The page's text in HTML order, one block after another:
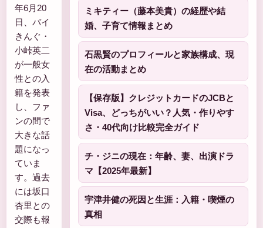
年6月20
日、バイ
きんぐ・
小峠英二
が一般女
性との入
籍を発表
し、ファ
ンの間で
大きな話
題になっ
ていま
す。過去
には坂口
杏里との
交際も報
ミキティー（藤本美貴）の経歴や結
婚、子育て情報まとめ
石黒賢のプロフィールと家族構成、現
在の活動まとめ
【保存版】クレジットカードのJCBと
Visa、どっちがいい？人気・作りやす
さ・40代向け比較完全ガイド
チ・ジニの現在：年齢、妻、出演ドラ
マ【2025年最新】
宇津井健の死因と生涯：入籍・喫煙の
真相